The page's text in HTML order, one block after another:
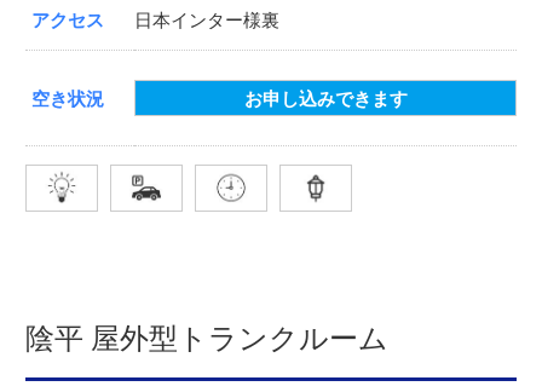
アクセス 日本インター様裏
空き状況 お申し込みできます
陰平 屋外型トランクルーム